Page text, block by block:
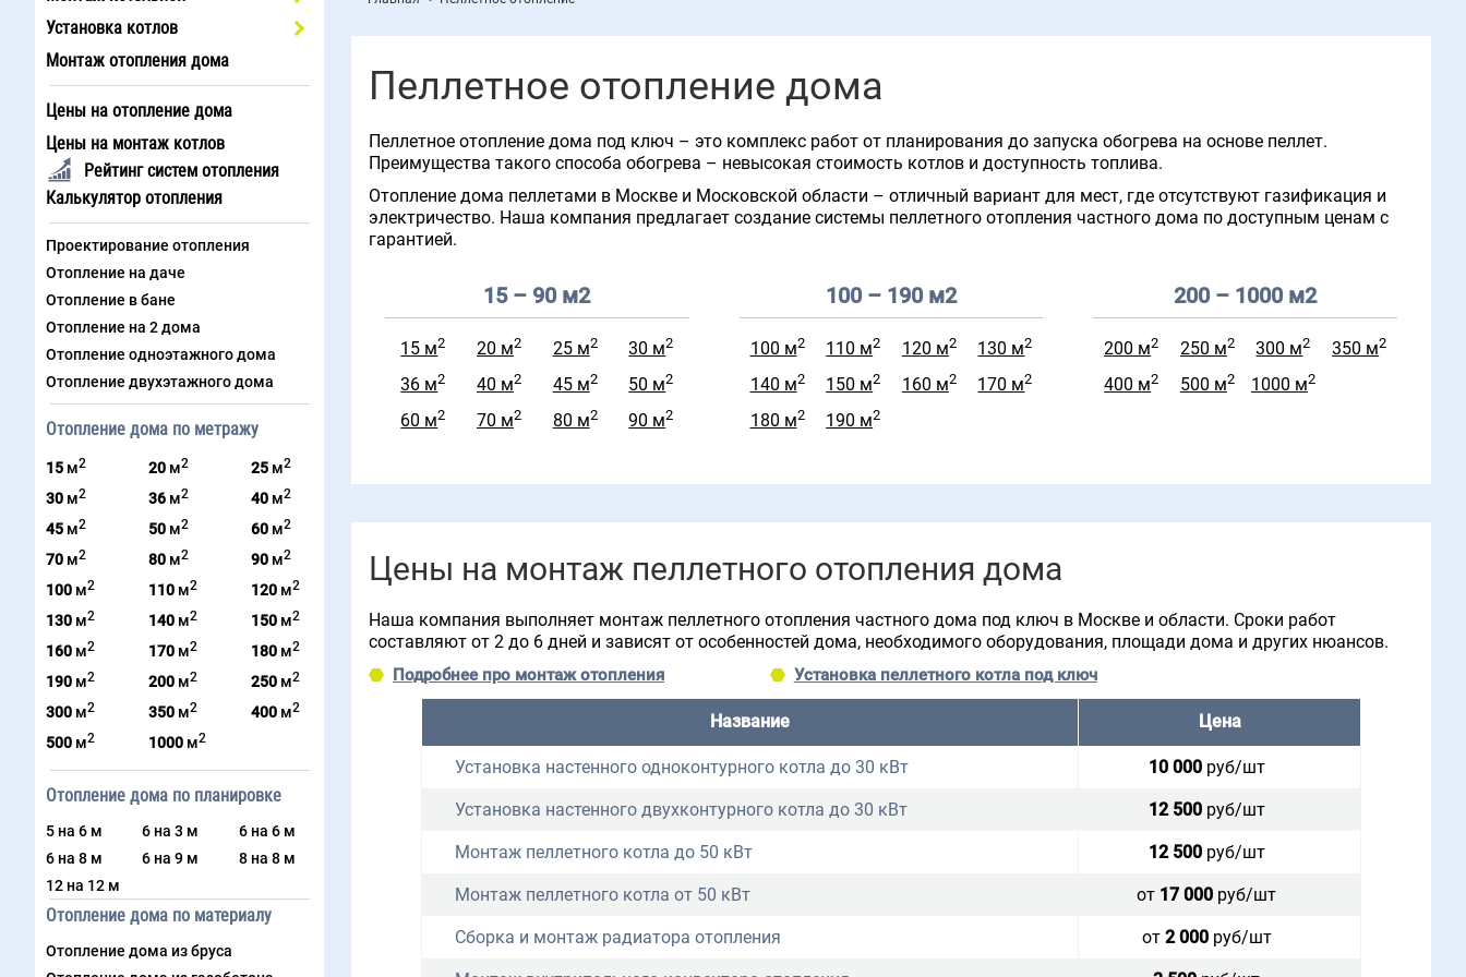
Установка котлов
Монтаж отопления дома
Цены на отопление дома
Цены на монтаж котлов
Рейтинг систем отопления
Калькулятор отопления
Проектирование отопления
Отопление на даче
Отопление в бане
Отопление на 2 дома
Отопление одноэтажного дома
Отопление двухэтажного дома
Отопление дома по метражу
15 м2
30 м2
45 м2
70 м2
100 м2
130 м2
160 м2
190 м2
300 м2
500 м2
20 м2
36 м2
50 м2
80 м2
110 м2
140 м2
170 м2
200 м2
350 м2
1000 м2
25 м2
40 м2
60 м2
90 м2
120 м2
150 м2
180 м2
250 м2
400 м2
Отопление дома по планировке
5 на 6 м 6 на 3 м
6 на 6 м
6 на 8 м
6 на 9 м
8 на 8 м
12 на 12 м
Отопление дома по материалу
Отопление дома из бруса
Пеллетное отопление дома
Пеллетное отопление дома под ключ – это комплекс работ от планирования до запуска обогрева на основе пеллет.
Преимущества такого способа обогрева – невысокая стоимость котлов и доступность топлива.
Отопление дома пеллетами в Москве и Московской области – отличный вариант для мест, где отсутствуют газификация и
электричество. Наша компания предлагает создание системы пеллетного отопления частного дома по доступным ценам с
гарантией.
15 – 90 м2
15 м2 20 м2 25 м2 30 м2
36 м2 40 м2 45 м2 50 м2
60 м2 70 м2 80 м2 90 м2
100 – 190 м2
100 м2 110 м2 120 м2 130 м2
140 м2 150 м2 160 м2 170 м2
180 м2 190 м2
200 – 1000 м2
200 м2 250 м2 300 м2 350 м2
400 м2 500 м2 1000 м2
Цены на монтаж пеллетного отопления дома
Наша компания выполняет монтаж пеллетного отопления частного дома под ключ в Москве и области. Сроки работ
составляют от 2 до 6 дней и зависят от особенностей дома, необходимого оборудования, площади дома и других нюансов.
Подробнее про монтаж отопления Установка пеллетного котла под ключ
Название Цена
Установка настенного одноконтурного котла до 30 кВт 10 000руб/шт
Установка настенного двухконтурного котла до 30 кВт 12 500руб/шт
Монтаж пеллетного котла до 50 кВт 12 500руб/шт
Монтаж пеллетного котла от 50 кВт от 17 000 руб/шт
Сборка и монтаж радиатора отопления от 2 000руб/шт